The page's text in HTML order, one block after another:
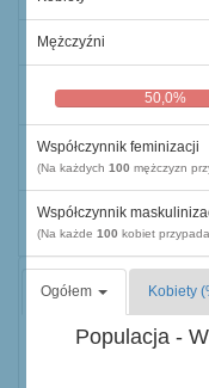
Mężczyźni
50,0%
Współczynnik feminizacji
(Na każdych 100 mężczyzn
Współczynnik
(Na każde 100 kobiet przypada
Ogółem Kobiety
Populacja -